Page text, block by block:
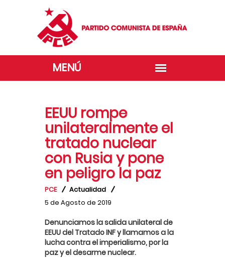
EEUU rompe
unilateralmente el
tratado nuclear
con Rusia y pone
en peligro la paz
PCE
Actualidad
5 de Agosto de 2019
Denunciamos la salida unilateral de
EEUU del Tratado INF y llamamos a la
lucha contra el imperialismo, por la
paz y el desarme nuclear.